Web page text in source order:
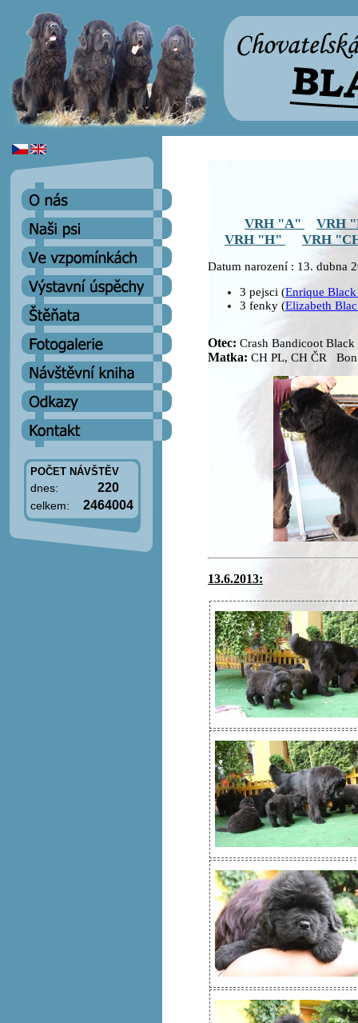
POČET NÁVŠTĚV
dnes: 220
celkem: 2464004
VRH "A"
VRH
VRH "H"
VRH
Datum narození : 13. dubna
3 pejsci (Enrique
3 fenky (Elizabeth
Otec: Crash Bandicoot
Matka: CH PL, CH ČR
13.6.2013: